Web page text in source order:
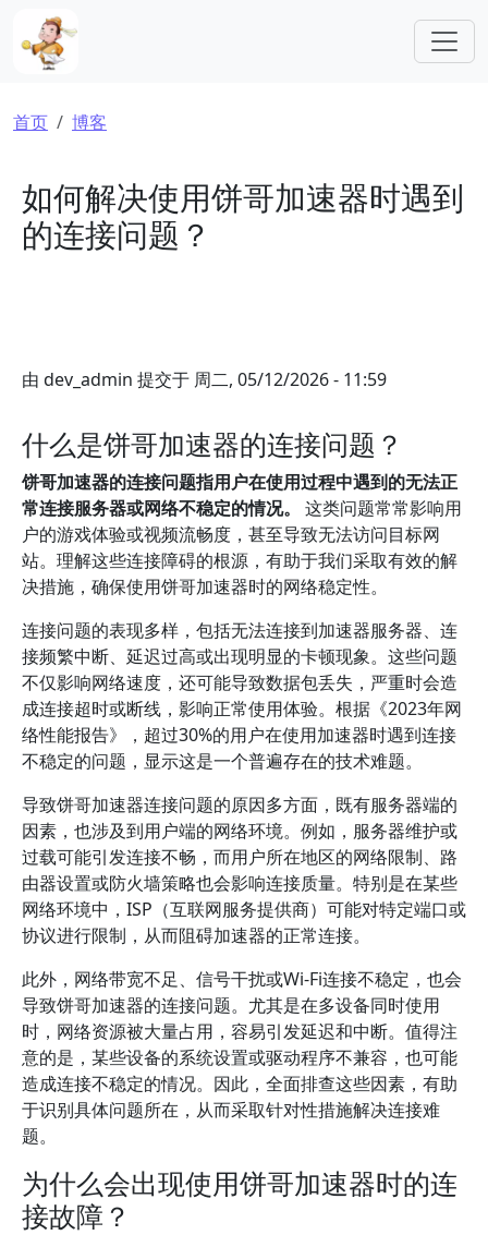
跳转到主要内容
面包屑
首页 博客
如何解决使用饼哥加速器时遇到
的连接问题？
由 dev_admin 提交于 周二, 05/12/2026 - 11:59
什么是饼哥加速器的连接问题？
饼哥加速器的连接问题指用户在使用过程中遇到的无法正
常连接服务器或网络不稳定的情况。
这类问题常常影响用
户的游戏体验或视频流畅度，甚至导致无法访问目标网
站。理解这些连接障碍的根源，有助于我们采取有效的解
决措施，确保使用饼哥加速器时的网络稳定性。
连接问题的表现多样，包括无法连接到加速器服务器、连
接频繁中断、延迟过高或出现明显的卡顿现象。这些问题
不仅影响网络速度，还可能导致数据包丢失，严重时会造
成连接超时或断线，影响正常使用体验。根据《2023年网
络性能报告》，超过30%的用户在使用加速器时遇到连接
不稳定的问题，显示这是一个普遍存在的技术难题。
导致饼哥加速器连接问题的原因多方面，既有服务器端的
因素，也涉及到用户端的网络环境。例如，服务器维护或
过载可能引发连接不畅，而用户所在地区的网络限制、路
由器设置或防火墙策略也会影响连接质量。特别是在某些
网络环境中，ISP（互联网服务提供商）可能对特定端口或
协议进行限制，从而阻碍加速器的正常连接。
此外，网络带宽不足、信号干扰或Wi-Fi连接不稳定，也会
导致饼哥加速器的连接问题。尤其是在多设备同时使用
时，网络资源被大量占用，容易引发延迟和中断。值得注
意的是，某些设备的系统设置或驱动程序不兼容，也可能
造成连接不稳定的情况。因此，全面排查这些因素，有助
于识别具体问题所在，从而采取针对性措施解决连接难
题。
为什么会出现使用饼哥加速器时的连
接故障？